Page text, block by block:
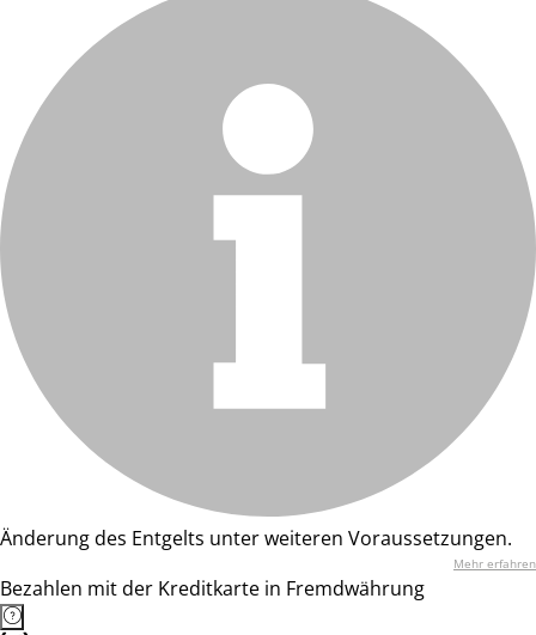
Änderung des Entgelts unter weiteren Voraussetzungen.
Mehr erfahren
Bezahlen mit der Kreditkarte in Fremdwährung